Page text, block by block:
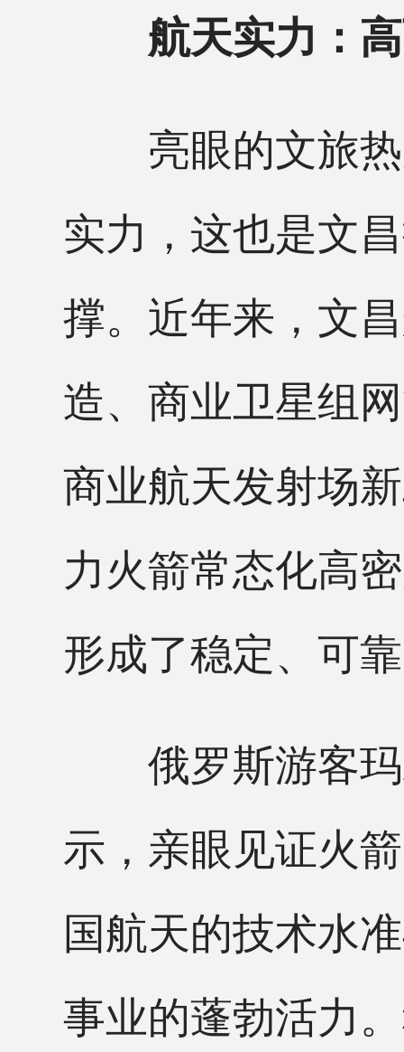
航天实力：
亮眼的文旅热
实力，这也是文
撑。近年来，文
造、商业卫星组
商业航天发射场
力火箭常态化高
形成了稳定、可
俄罗斯游客玛
示，亲眼见证火
国航天的技术水
事业的蓬勃活力